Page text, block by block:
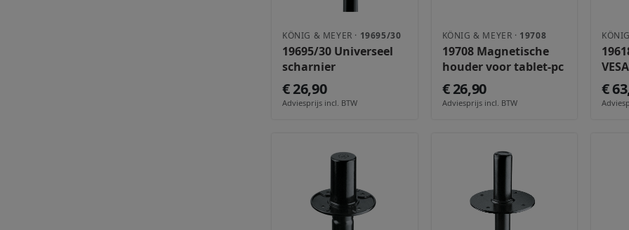
KÖNIG & MEYER · 19695/30
19695/30 Universeel
scharnier
€ 26,90
Adviesprijs incl. BTW
KÖNIG & MEYER · 19708
19708 Magnetische
houder voor tablet-pc
€ 26,90
Adviesprijs incl. BTW
€